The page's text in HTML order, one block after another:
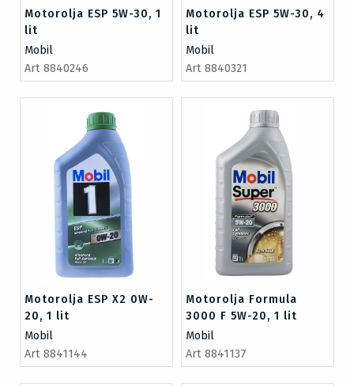
Motorolja ESP 5W-30, 1
lit
Mobil
Art 8840246
Motorolja ESP 5W-30, 4
lit
Mobil
Art 8840321
Motorolja ESP X2 0W-
20, 1 lit
Mobil
Art 8841144
Motorolja Formula
3000 F 5W-20, 1 lit
Mobil
Art 8841137